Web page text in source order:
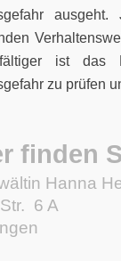
ist das
zu prüfen
finden
Hanna
6 A